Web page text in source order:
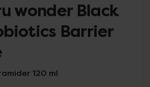
wonder Black
Barrier
120 ml